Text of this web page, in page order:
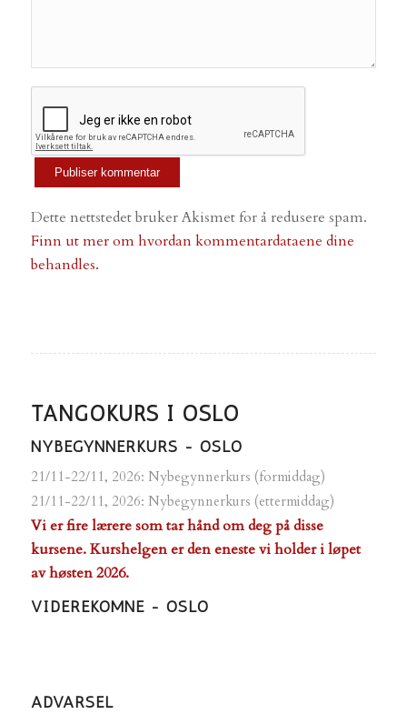
Dette nettstedet bruker Akismet for å redusere spam.
Finn ut mer om hvordan kommentardataene dine
behandles.
TANGOKURS I OSLO
NYBEGYNNERKURS - OSLO
21/11-22/11, 2026: Nybegynnerkurs (formiddag)
21/11-22/11, 2026: Nybegynnerkurs (ettermiddag)
Vi er fire lærere som tar hånd om deg på disse
kursene. Kurshelgen er den eneste vi holder i løpet
av høsten 2026.
VIDEREKOMNE - OSLO
ADVARSEL